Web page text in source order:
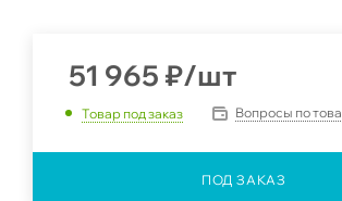
51 965 ₽/шт
Товар под заказ Вопросы по
ПОД ЗАКАЗ